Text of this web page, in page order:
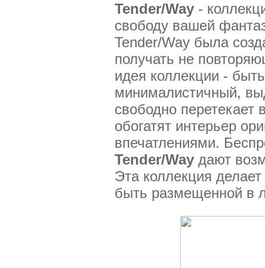
Tender/Way -
свободу вашей
Tender/Way была
получать не
идея коллекции -
минималистичный,
свободно перетекает
обогатят интерьер
впечатлениями.
Tender/Way дают
Эта коллекция
быть размещенной в